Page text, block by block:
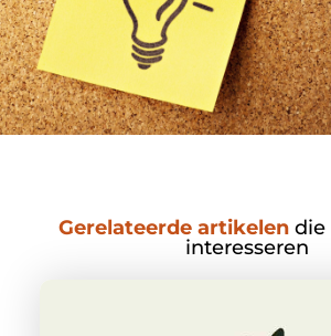
Gerelateerde artikelendie
interesseren